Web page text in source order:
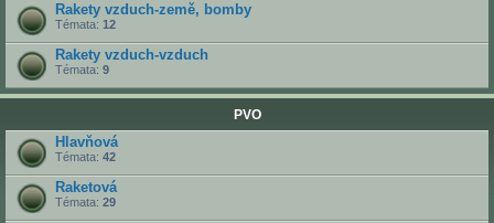
Rakety vzduch-země, bomby
Témata: 12
Rakety vzduch-vzduch
Témata: 9
PVO
Hlavňová
Témata: 42
Raketová
Témata: 29